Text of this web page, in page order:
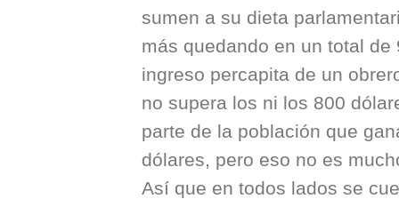
sumen a su dieta
más quedando en un total
ingreso percapita de un
no supera los ni los 800
parte de la población que
dólares, pero eso no es
Así que en todos lados se